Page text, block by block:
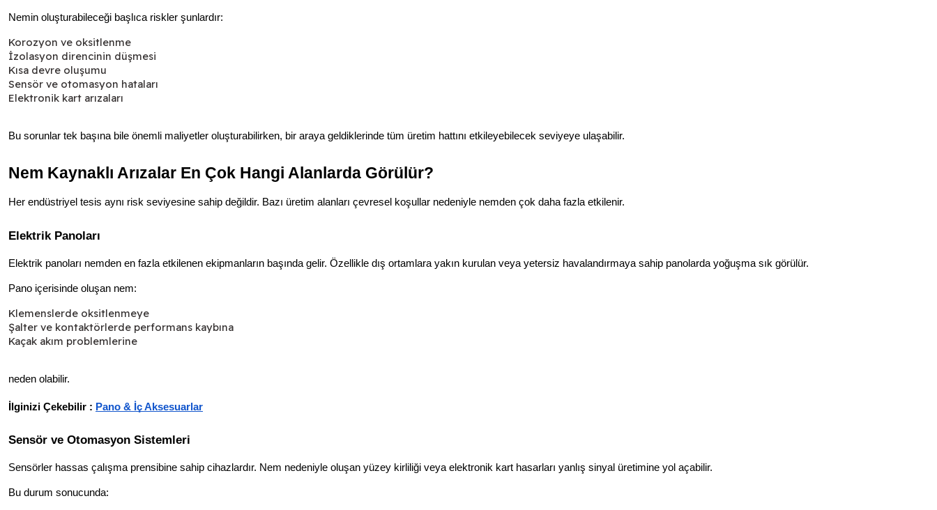
Nemin oluşturabileceği başlıca riskler şunlardır:
Korozyon ve oksitlenme
İzolasyon direncinin düşmesi
Kısa devre oluşumu
Sensör ve otomasyon hataları
Elektronik kart arızaları
Bu sorunlar tek başına bile önemli maliyetler oluşturabilirken, bir araya geldiklerinde tüm üretim hattını etkileyebilecek seviyeye ulaşabilir.
Nem Kaynaklı Arızalar En Çok Hangi Alanlarda Görülür?
Her endüstriyel tesis aynı risk seviyesine sahip değildir. Bazı üretim alanları çevresel koşullar nedeniyle nemden çok daha fazla etkilenir.
Elektrik Panoları
Elektrik panoları nemden en fazla etkilenen ekipmanların başında gelir. Özellikle dış ortamlara yakın kurulan veya yetersiz havalandırmaya sahip panolarda yoğuşma sık görülür.
Pano içerisinde oluşan nem:
Klemenslerde oksitlenmeye
Şalter ve kontaktörlerde performans kaybına
Kaçak akım problemlerine
neden olabilir.
İlginizi Çekebilir : Pano & İç Aksesuarlar
Sensör ve Otomasyon Sistemleri
Sensörler hassas çalışma prensibine sahip cihazlardır. Nem nedeniyle oluşan yüzey kirliliği veya elektronik kart hasarları yanlış sinyal üretimine yol açabilir.
Bu durum sonucunda: